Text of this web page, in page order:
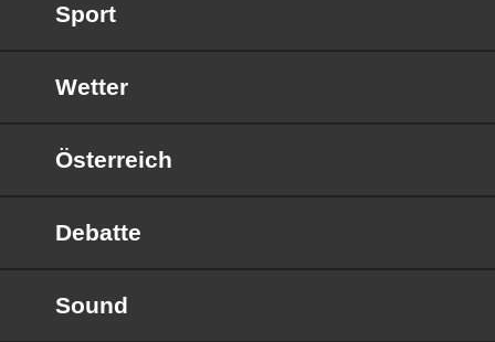
Sport
Wetter
Österreich
Debatte
Sound